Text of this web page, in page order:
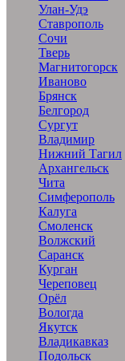
Улан-Удэ
Ставрополь
Сочи
Тверь
Магнитогорск
Иваново
Брянск
Белгород
Сургут
Владимир
Нижний Тагил
Архангельск
Чита
Симферополь
Калуга
Смоленск
Волжский
Саранск
Курган
Череповец
Орёл
Вологда
Якутск
Владикавказ
Подольск